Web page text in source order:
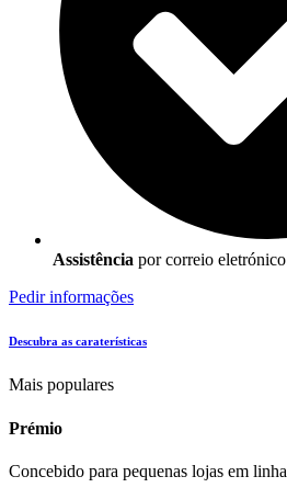
Assistência por correio eletrónico
Pedir informações
Descubra as caraterísticas
Mais populares
Prémio
Concebido para pequenas lojas em linha